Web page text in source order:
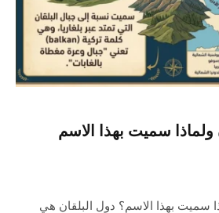
سميت بهذا الاسم
سميت بهذا الاسم؟ دول البلقان هي